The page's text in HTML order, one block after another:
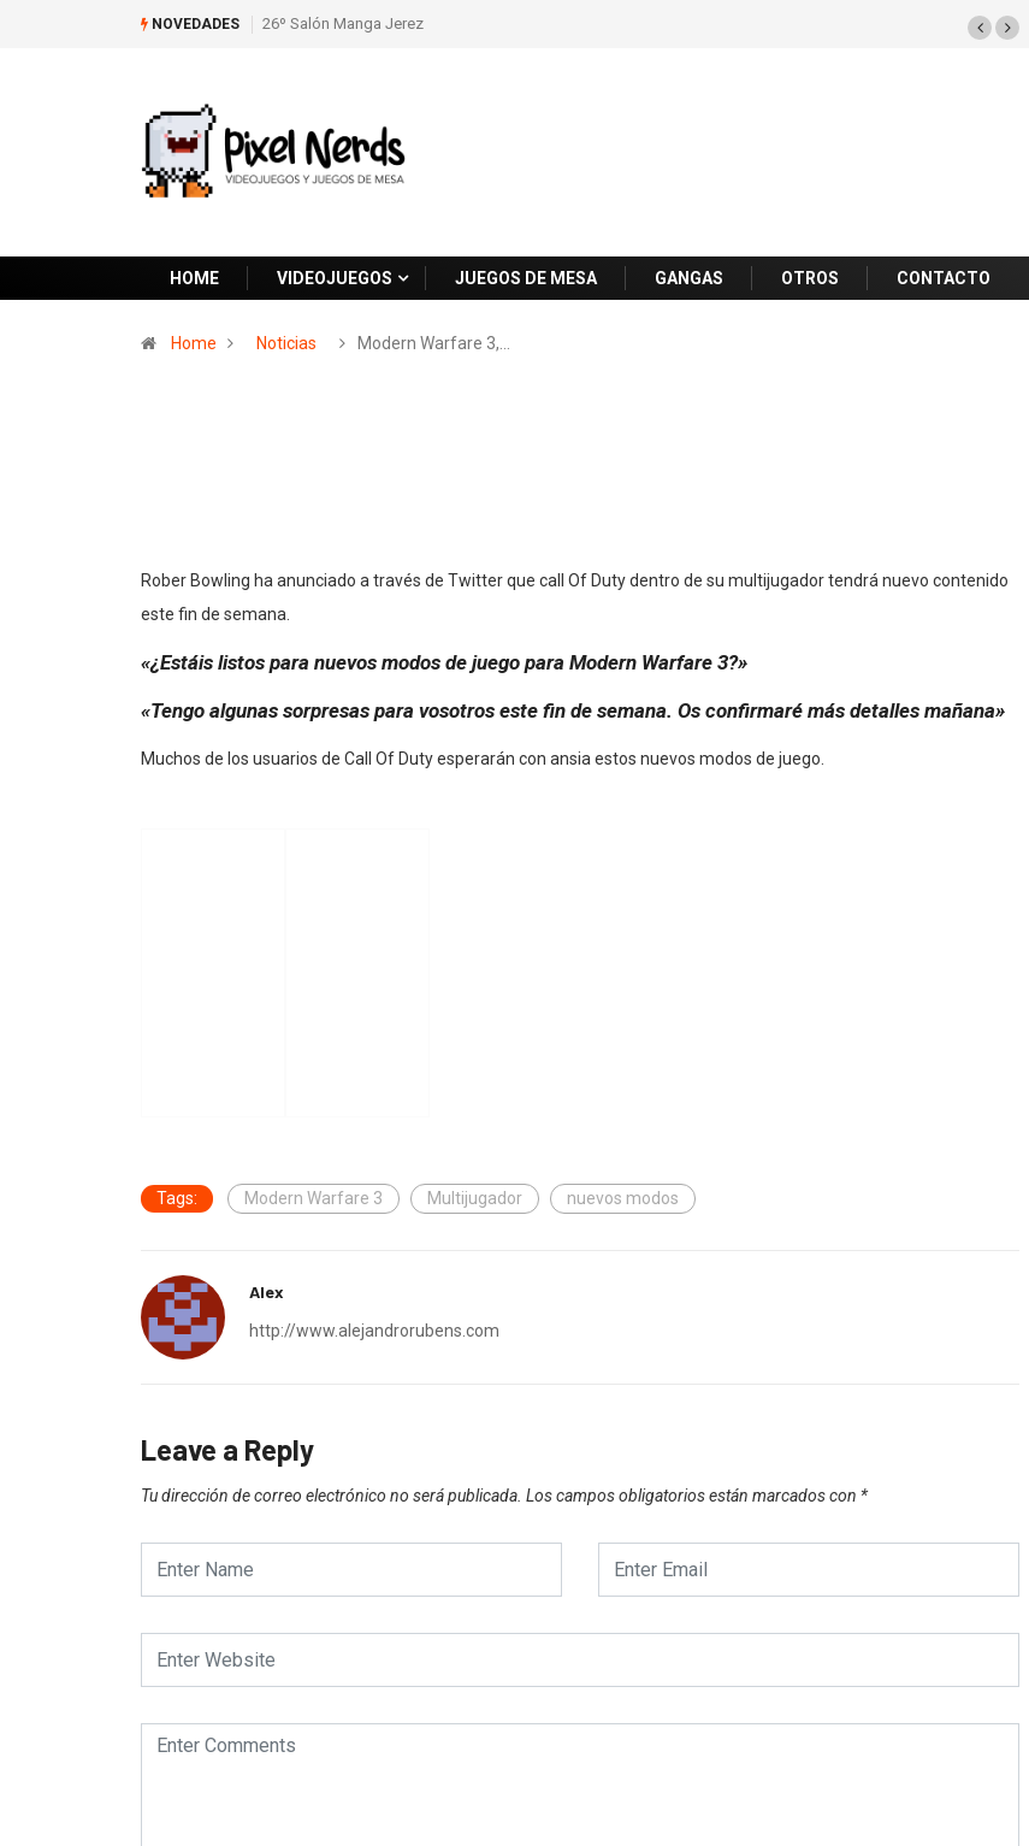
NOVEDADES 26º Salón Manga Jerez
HOME VIDEOJUEGOS JUEGOS DE MESA GANGAS OTROS CONTACTO
Home Noticias Modern Warfare 3,…
Rober Bowling ha anunciado a través de Twitter que call Of Duty dentro de su multijugador tendrá nuevo contenido
este fin de semana.
«¿Estáis listos para nuevos modos de juego para Modern Warfare 3?»
«Tengo algunas sorpresas para vosotros este fin de semana. Os confirmaré más detalles mañana»
Muchos de los usuarios de Call Of Duty esperarán con ansia estos nuevos modos de juego.
Tags: Modern Warfare 3 Multijugador nuevos modos
Alex
http://www.alejandrorubens.com
Leave a Reply
Tu dirección de correo electrónico no será publicada. Los campos obligatorios están marcados con *